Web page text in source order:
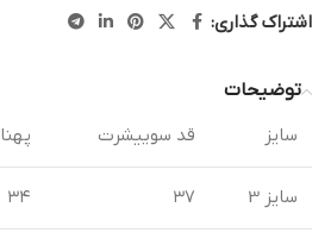
اشتراک گذاری:
توضیحات
سایز
قد سوییشرت پهنا
سایز 3 ۳۷ ۳۴